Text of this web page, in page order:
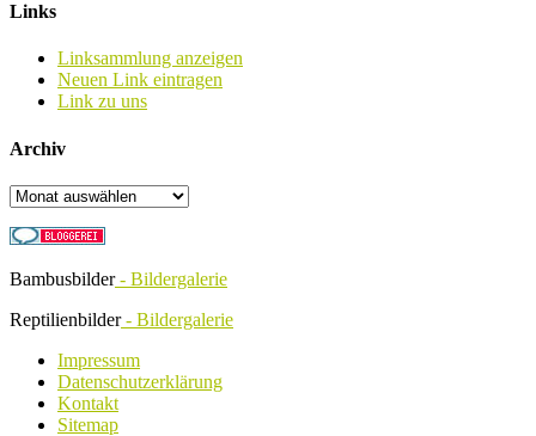
Links
Linksammlung anzeigen
Neuen Link eintragen
Link zu uns
Archiv
Archiv
Bambusbilder- Bildergalerie
Reptilienbilder- Bildergalerie
Impressum
Datenschutzerklärung
Kontakt
Sitemap